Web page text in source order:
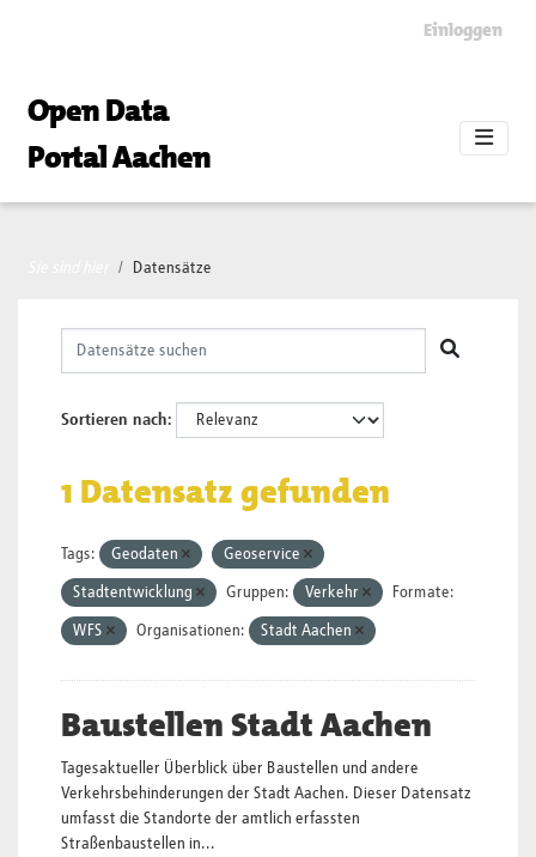
Einloggen
Open Data
Portal Aachen
Datensätze
Sortieren nach
1 Datensatz gefunden
Tags: Geodaten Geoservice
Stadtentwicklung Gruppen: Verkehr Formate:
WFS Organisationen: Stadt Aachen
Baustellen Stadt Aachen
Tagesaktueller Überblick über Baustellen und andere
Verkehrsbehinderungen der Stadt Aachen. Dieser Datensatz
umfasst die Standorte der amtlich erfassten
Straßenbaustellen in...